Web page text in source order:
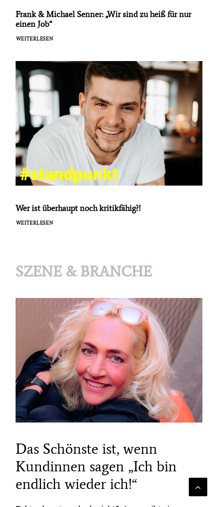
Frank & Michael Senner: „Wir sind zu heiß für nur
einen Job“
WEITERLESEN
Wer ist überhaupt noch kritikfähig?!
WEITERLESEN
SZENE & BRANCHE
Das Schönste ist, wenn
Kundinnen sagen „Ich bin
endlich wieder ich!“